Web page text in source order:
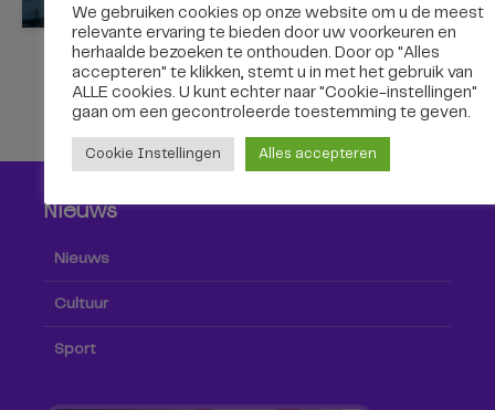
Nieuws
Nieuws
Cultuur
Sport
We gebruiken cookies op onze website om u de meest
relevante ervaring te bieden door uw voorkeuren en
herhaalde bezoeken te onthouden. Door op "Alles
accepteren" te klikken, stemt u in met het gebruik van
ALLE cookies. U kunt echter naar "Cookie-instellingen"
gaan om een ​​gecontroleerde toestemming te geven.
Cookie Instellingen Alles accepteren